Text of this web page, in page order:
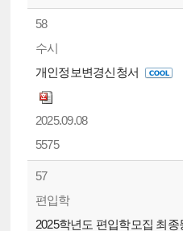
58
수시
개인정보변경신청서
2025.09.08
5575
57
편입학
2025학년도 편입학모집 최